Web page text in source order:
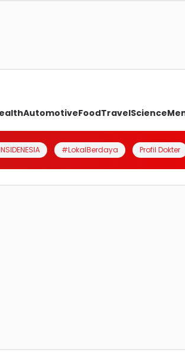
AutomotiveFoodTravelScience
#LokalBerdaya Profil Dokter